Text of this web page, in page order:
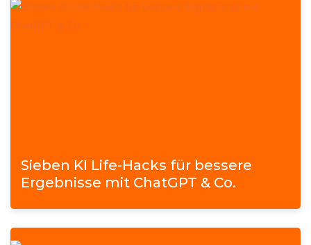
Sieben KI Life-Hacks für bessere
Ergebnisse mit ChatGPT & Co.